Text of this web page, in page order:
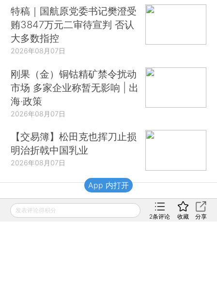
特稿｜国航原党委书记樊澄受
贿3847万元二审待宣判 否认
大多数指控
2026年08月07日
刚果（金）铜钴精矿禁令扰动
市场 多家企业称暂无影响 | 出
海·政策
2026年08月07日
【交易簿】松田克也挥刀止损
明治折戟中国乳业
2026年08月07日
财新移动
发表评论得积分
2条评论 收藏 分享
App 内打开